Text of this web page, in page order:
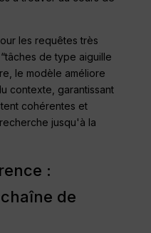
les requêtes très
de type aiguille
le modèle améliore
contexte, garantissant
cohérentes et
jusqu'à la
:
de